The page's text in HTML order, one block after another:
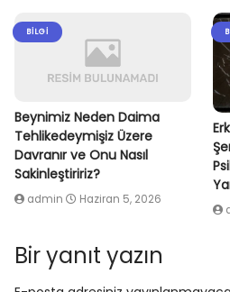
BILGI
Beynimiz Neden Daima
Tehlikedeymişiz Üzere
Davranır ve Onu Nasıl
Sakinleştiririz?
admin Haziran 5, 2026
Bir yanıt yazın